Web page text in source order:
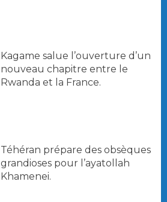
Kagame salue l’ouverture d’un
nouveau chapitre entre le
Rwanda et la France.
Téhéran prépare des obsèques
grandioses pour l’ayatollah
Khamenei.